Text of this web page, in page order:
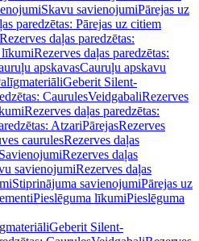
Skavu savienojumiPārejas uz
paredzētas: Pārejas uz citiem
Rezerves daļas paredzētas:
līkumiRezerves daļas paredzētas:
apskavasCauruļu apskavu
Geberit Silent-
CaurulesVeidgabaliRezerves
Rezerves daļas paredzētas:
AtzariPārejasRezerves
caurulesRezerves daļas
SavienojumiRezerves daļas
savienojumiRezerves daļas
Stiprinājuma savienojumiPārejas uz
Pieslēguma līkumiPieslēguma
Geberit Silent-